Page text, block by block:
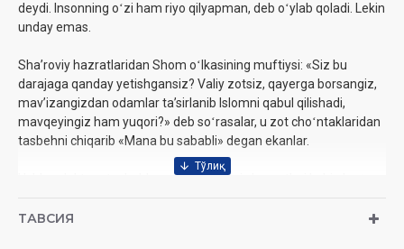
deydi. Insonning oʻzi ham riyo qilyapman, deb oʻylab qoladi. Lekin
unday emas.
Shaʼroviy hazratlaridan Shom oʻlkasining muftiysi: «Siz bu
darajaga qanday yetishgansiz? Valiy zotsiz, qayerga borsangiz,
mavʼizangizdan odamlar taʼsirlanib Islomni qabul qilishadi,
mavqeyingiz ham yuqori?» deb soʻrasalar, u zot choʻntaklaridan
tasbehni chiqarib «Mana bu sababli» degan ekanlar.
Ushbu elektron tasbehlar xuddi Shaʼroviy hazratlari kabi ulugʻ
ТАВСИЯ